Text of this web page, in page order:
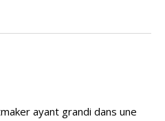
ayant grandi dans une